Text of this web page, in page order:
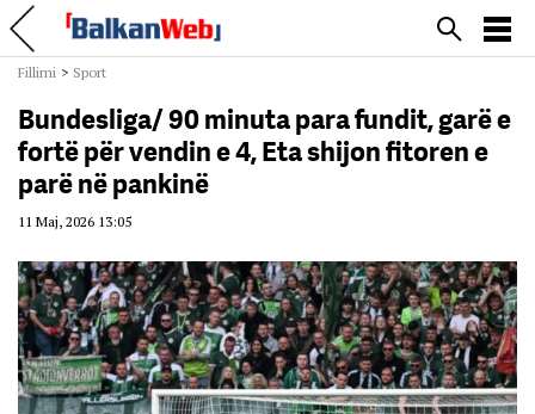
Fillimi > Sport
Bundesliga/ 90 minuta para fundit, garë e
fortë për vendin e 4, Eta shijon fitoren e
parë në pankinë
11 Maj, 2026 13:05